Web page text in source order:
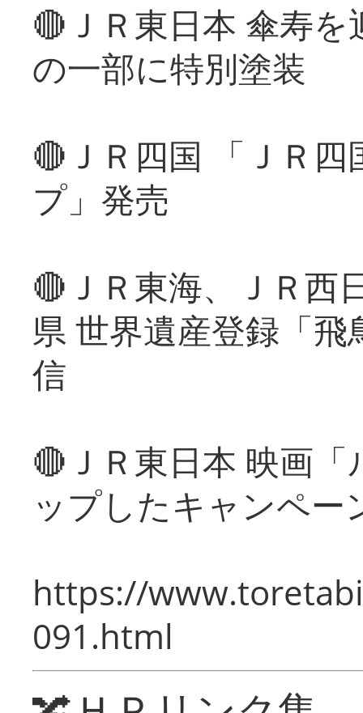
🔴ＪＲ東日本 傘寿
の一部に特別塗装
🔴ＪＲ四国 「ＪＲ
プ」発売
🔴ＪＲ東海、ＪＲ西
県 世界遺産登録「
信
🔴ＪＲ東日本 映画
ップしたキャンペー
https://
091.html